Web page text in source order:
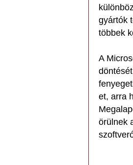
gyártók
többek
A
et, arra
örülnek